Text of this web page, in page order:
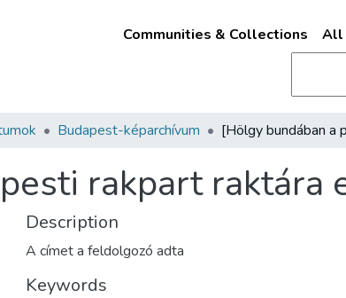
Communities & Collections All
Budapest-képarchívum
rakpart raktára
Description
A címet a feldolgozó adta
Keywords